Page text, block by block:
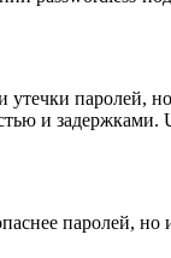
утечки паролей,
и задержками.
паролей, но